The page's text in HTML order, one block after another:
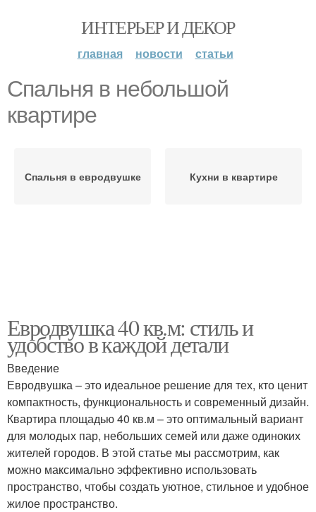
ИНТЕРЬЕР И ДЕКОР
главная новости статьи
Спальня в небольшой
квартире
Спальня в евродвушке Кухни в квартире
Евродвушка 40 кв.м: стиль и
удобство в каждой детали
Введение
Евродвушка – это идеальное решение для тех, кто ценит
компактность, функциональность и современный дизайн.
Квартира площадью 40 кв.м – это оптимальный вариант
для молодых пар, небольших семей или даже одиноких
жителей городов. В этой статье мы рассмотрим, как
можно максимально эффективно использовать
пространство, чтобы создать уютное, стильное и удобное
жилое пространство.